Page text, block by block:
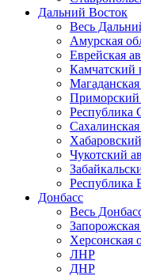
Дальний Восток
Весь
Амурская
Еврейская
Камчатский
Магаданская
Приморский
Республика
Сахалинская
Чукотский
Республика
Донбасс
Весь
Запорожская
Херсонская
ЛНР
ДНР